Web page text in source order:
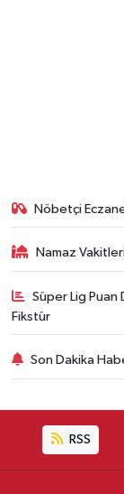
Nöbetçi
Namaz
Süper Lig Puan
Fikstür
Son Dakika
RSS